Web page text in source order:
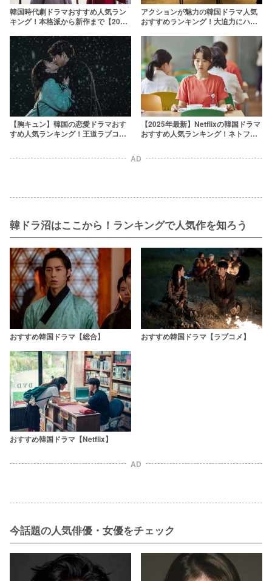
韓国時代劇ドラマおすすめ人気ラン
キング！本格派から新作まで【2025
アクションが魅力の韓国ドラマ人気
おすすめランキング！大迫力にハラ
【胸キュン】韓国の恋愛ドラマおす
すめ人気ランキング！王道ラブコメ
【2025年最新】Netflixの韓国ドラマ
おすすめ人気ランキング！ネトフリ
AD
韓ドラ沼はここから！ランキングで人気作を知ろう
おすすめ韓国ドラマ【総合】 おすすめ韓国ドラマ【ラブコメ】
おすすめ韓国ドラマ【Netflix】
AD
今話題の人気俳優・女優をチェック